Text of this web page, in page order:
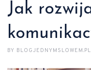
Jak
BY BLOGJEDNYMSLOWEM.PL